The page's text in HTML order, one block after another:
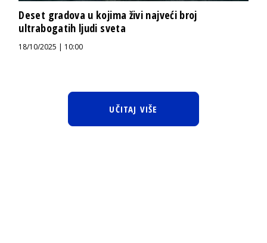
Deset gradova u kojima živi najveći broj
ultrabogatih ljudi sveta
18/10/2025 | 10:00
UČITAJ VIŠE